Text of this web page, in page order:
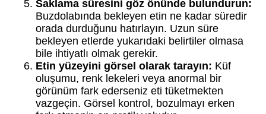
Saklama süresini göz önünde bulundurun:
Buzdolabında bekleyen etin ne kadar süredir
orada durduğunu hatırlayın. Uzun süre
bekleyen etlerde yukarıdaki belirtiler olmasa
bile ihtiyatlı olmak gerekir.
Etin yüzeyini görsel olarak tarayın: Küf
oluşumu, renk lekeleri veya anormal bir
görünüm fark ederseniz eti tüketmekten
vazgeçin. Görsel kontrol, bozulmayı erken